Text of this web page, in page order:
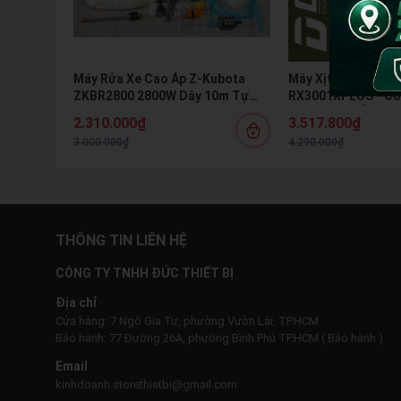
Máy Rửa Xe Cao Áp Z-Kubota
ZKBR2800 2800W Dây 10m Tự
2.310.000₫
3.000.000₫
Máy Xịt Rửa Xe
RX3001XPLUS -
Xe & Vệ Sinh Máy
3.517.800₫
4.290.000₫
THÔNG TIN LIÊN HỆ
CÔNG TY TNHH ĐỨC THIẾT BỊ
Địa chỉ
Cửa hàng: 7 Ngô Gia Tự, phường Vườn Lài, TP.HCM
Bảo hành: 77 Đường 26A, phường Bình Phú TP.HCM ( Bảo hành )
Email
kinhdoanh.storethietbi@gmail.com